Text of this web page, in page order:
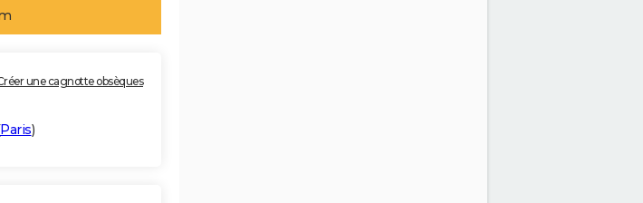
une cagnotte obsèques
Paris)